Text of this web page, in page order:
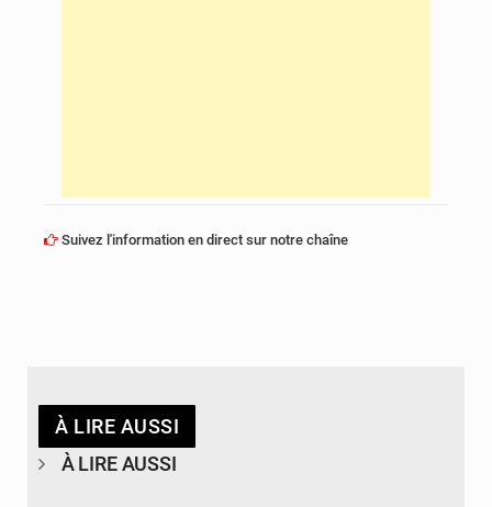
Suivez l'information en direct sur notre chaîne
À LIRE AUSSI
À LIRE AUSSI